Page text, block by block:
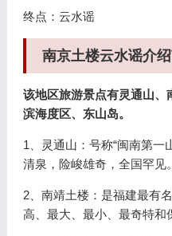
终点：云水谣
南京土楼云水谣介
该地区旅游景点有灵通山、
滨海度区、东山岛。
1、灵通山：号称“闽南第一
清泉，险峻雄奇，全国罕见。
2、南靖土楼：是福建最有
高、最大、最小、最奇特和